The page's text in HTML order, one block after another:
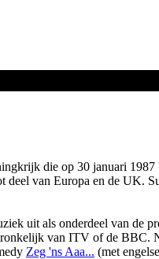
die op 30 januari
van Europa en de UK.
uit als onderdeel van de
van ITV of de
Zeg 'ns Aaa... (met